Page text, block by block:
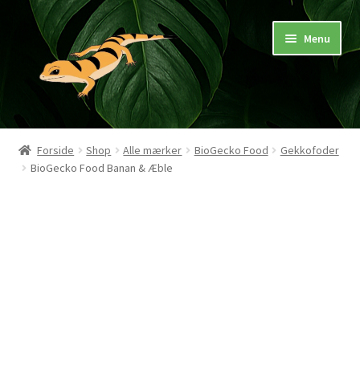
Spring
navigation
Spring
indhold
Menu
Hjem
Butik
Forside Shop Alle mærker BioGecko Food
Gekkofoder
BioGecko Food Banan & Æble